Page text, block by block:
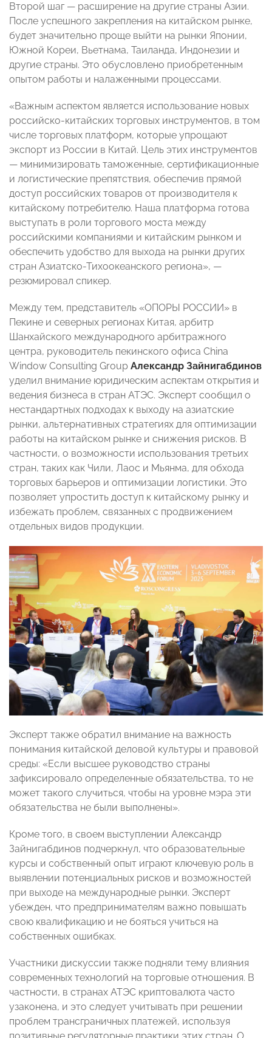
Второй шаг — расширение на другие страны Азии.
После успешного закрепления на китайском рынке,
будет значительно проще выйти на рынки Японии,
Южной Кореи, Вьетнама, Таиланда, Индонезии и
другие страны. Это обусловлено приобретенным
опытом работы и налаженными процессами.
«Важным аспектом является использование новых
российско-китайских торговых инструментов, в том
числе торговых платформ, которые упрощают
экспорт из России в Китай. Цель этих инструментов
— минимизировать таможенные, сертификационные
и логистические препятствия, обеспечив прямой
доступ российских товаров от производителя к
китайскому потребителю. Наша платформа готова
выступать в роли торгового моста между
российскими компаниями и китайским рынком и
обеспечить удобство для выхода на рынки других
стран Азиатско-Тихоокеанского региона», —
резюмировал спикер.
Между тем, представитель «ОПОРЫ РОССИИ» в
Пекине и северных регионах Китая, арбитр
Шанхайского международного арбитражного
центра, руководитель пекинского офиса China
Window Consulting Group Александр Зайнигабдинов
уделил внимание юридическим аспектам открытия и
ведения бизнеса в стран АТЭС. Эксперт сообщил о
нестандартных подходах к выходу на азиатские
рынки, альтернативных стратегиях для оптимизации
работы на китайском рынке и снижения рисков. В
частности, о возможности использования третьих
стран, таких как Чили, Лаос и Мьянма, для обхода
торговых барьеров и оптимизации логистики. Это
позволяет упростить доступ к китайскому рынку и
избежать проблем, связанных с продвижением
отдельных видов продукции.
Эксперт также обратил внимание на важность
понимания китайской деловой культуры и правовой
среды: «Если высшее руководство страны
зафиксировало определенные обязательства, то не
может такого случиться, чтобы на уровне мэра эти
обязательства не были выполнены».
Кроме того, в своем выступлении Александр
Зайнигабдинов подчеркнул, что образовательные
курсы и собственный опыт играют ключевую роль в
выявлении потенциальных рисков и возможностей
при выходе на международные рынки. Эксперт
убежден, что предпринимателям важно повышать
свою квалификацию и не бояться учиться на
собственных ошибках.
Участники дискуссии также подняли тему влияния
современных технологий на торговые отношения. В
частности, в странах АТЭС криптовалюта часто
узаконена, и это следует учитывать при решении
проблем трансграничных платежей, используя